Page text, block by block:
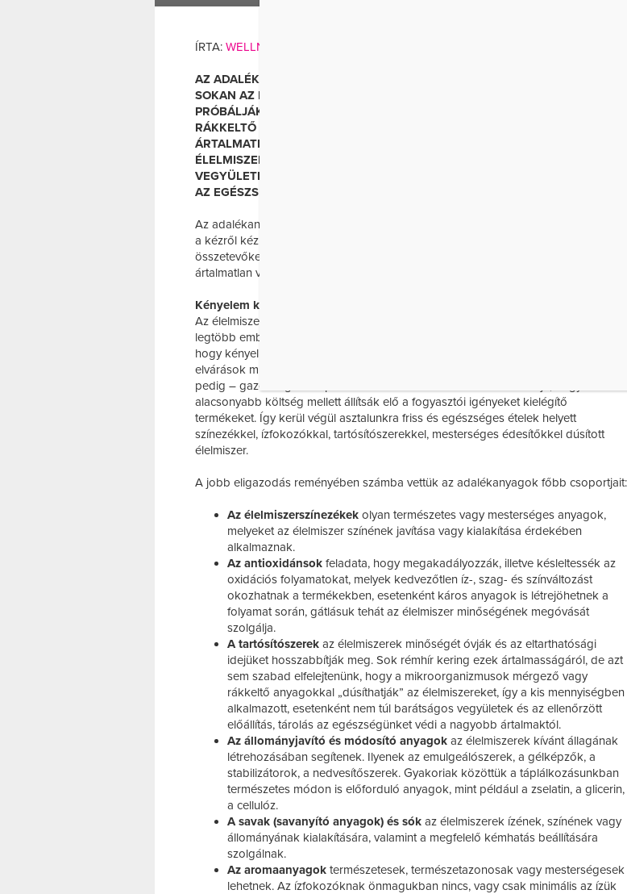
ÍRTA: WELLNESS MAGAZIN
AZ ADALÉKANYAGOKRÓL SZÁMOS TÉVHIT KERING A KÖZTUDATBAN.
SOKAN AZ INTERNETEN ÉS A KÉZRŐL KÉZRE TERJEDŐ LISTÁK ALAPJÁN
PRÓBÁLJÁK KISZŰRNI A VESZÉLYESNEK GONDOLT ÖSSZETEVŐKET, NÉHA
RÁKKELTŐ TULAJDONSÁGOKKAL RUHÁZVA FEL MÉG A TELJESEN
ÁRTALMATLAN VEGYÜLETEKET IS. KÉNYELEM KONTRA EGÉSZSÉGAZ
ÉLELMISZERIPARBAN FELHASZNÁLT ADALÉKANYAGOK OLYAN
VEGYÜLETEK, MELYEK – A LEGTÖBB EMBER SZÁMÁRA – ÁRTALMATLANOK
AZ EGÉSZSÉGRE. AZ VISZONT KÉTSÉGTELEN, […]
Az adalékanyagokról számos tévhit kering a köztudatban. Sokan az interneten és
a kézről kézre terjedő listák alapján próbálják kiszűrni a veszélyesnek gondolt
összetevőket, néha rákkeltő tulajdonságokkal ruházva fel még a teljesen
ártalmatlan vegyületeket is.
Kényelem kontra egészség
Az élelmiszeriparban felhasznált adalékanyagok olyan vegyületek, melyek – a
legtöbb ember számára – ártalmatlanok az egészségre. Az viszont kétségtelen,
hogy kényelmességből egyre több kész és félkész terméket vásárolunk, esztétikai
elvárások miatt egyre több intenzívebb színű és ízű ételt fogyasztunk, a cégeknek
pedig – gazdasági szempontokat nézve – érthető módon az a célja, hogy minél
alacsonyabb költség mellett állítsák elő a fogyasztói igényeket kielégítő
termékeket. Így kerül végül asztalunkra friss és egészséges ételek helyett
színezékkel, ízfokozókkal, tartósítószerekkel, mesterséges édesítőkkel dúsított
élelmiszer.
A jobb eligazodás reményében számba vettük az adalékanyagok főbb csoportjait:
Az élelmiszerszínezékek olyan természetes vagy mesterséges anyagok,
melyeket az élelmiszer színének javítása vagy kialakítása érdekében
alkalmaznak.
Az antioxidánsok feladata, hogy megakadályozzák, illetve késleltessék az
oxidációs folyamatokat, melyek kedvezőtlen íz-, szag- és színváltozást
okozhatnak a termékekben, esetenként káros anyagok is létrejöhetnek a
folyamat során, gátlásuk tehát az élelmiszer minőségének megóvását
szolgálja.
A tartósítószerek az élelmiszerek minőségét óvják és az eltarthatósági
idejüket hosszabbítják meg. Sok rémhír kering ezek ártalmasságáról, de azt
sem szabad elfelejtenünk, hogy a mikroorganizmusok mérgező vagy
rákkeltő anyagokkal „dúsíthatják” az élelmiszereket, így a kis mennyiségben
alkalmazott, esetenként nem túl barátságos vegyületek és az ellenőrzött
előállítás, tárolás az egészségünket védi a nagyobb ártalmaktól.
Az állományjavító és módosító anyagok az élelmiszerek kívánt állagának
létrehozásában segítenek. Ilyenek az emulgeálószerek, a gélképzők, a
stabilizátorok, a nedvesítőszerek. Gyakoriak közöttük a táplálkozásunkban
természetes módon is előforduló anyagok, mint például a zselatin, a glicerin,
a cellulóz.
A savak (savanyító anyagok) és sók az élelmiszerek ízének, színének vagy
állományának kialakítására, valamint a megfelelő kémhatás beállítására
szolgálnak.
Az aromaanyagok természetesek, természetazonosak vagy mesterségesek
lehetnek. Az ízfokozóknak önmagukban nincs, vagy csak minimális az ízük